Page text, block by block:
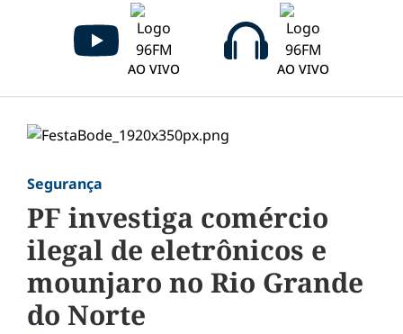
AO VIVO AO VIVO
Segurança
PF investiga comércio
ilegal de eletrônicos e
mounjaro no Rio Grande
do Norte